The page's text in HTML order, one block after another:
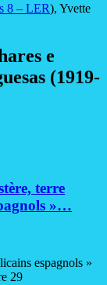
8 – LER), Yvette
e
(1919-
terre
»…
espagnols »
29